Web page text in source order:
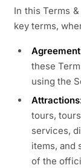
In this Terms
key terms,
these
using the
tours,
services,
items, and
of the